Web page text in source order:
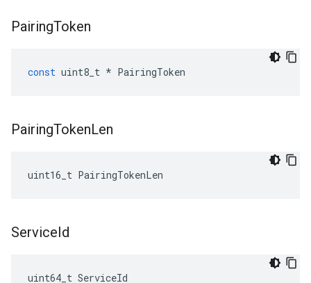
PairingToken
const uint8_t * PairingToken
PairingTokenLen
uint16_t PairingTokenLen
ServiceId
uint64_t ServiceId